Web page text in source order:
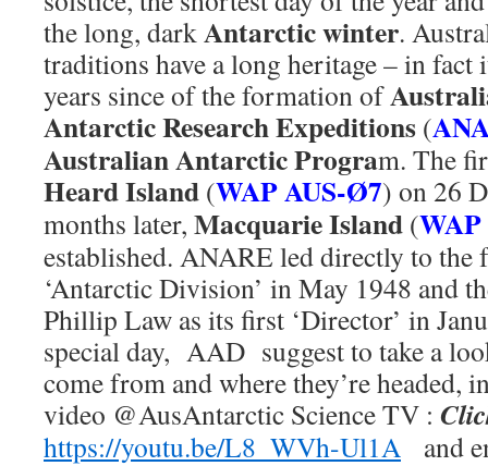
the long, darkAntarctic winter.
traditions have a long heritage – in fact
years since of the formation of
Antarctic Research Expeditions (
Australian Antarctic Program. The
Heard Island (WAP AUS-Ø7) on 26
months later, Macquarie Island (
established. ANARE led directly to the
‘Antarctic Division’ in May 1948 and
Phillip Law as its first ‘Director’ in
special day, AAD suggest to take a
come from and where they’re headed,
video @AusAntarctic Science TV :
https://youtu.be/L8_WVh-Ul1A and